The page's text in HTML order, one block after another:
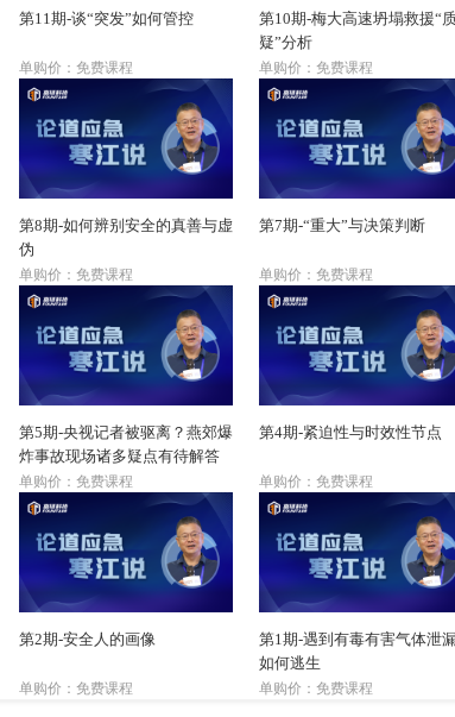
第11期-谈“突发”如何管控
单购价：免费课程
第10期-梅大高速坍塌救援“
疑”分析
单购价：免费课程
第8期-如何辨别安全的真善与虚
伪
单购价：免费课程
第7期-“重大”与决策判断
单购价：免费课程
第5期-央视记者被驱离？燕郊爆
炸事故现场诸多疑点有待解答
单购价：免费课程
第4期-紧迫性与时效性节点
单购价：免费课程
第2期-安全人的画像
单购价：免费课程
第1期-遇到有毒有害气体泄
如何逃生
单购价：免费课程